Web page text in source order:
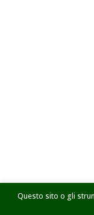
Questo sito o gli